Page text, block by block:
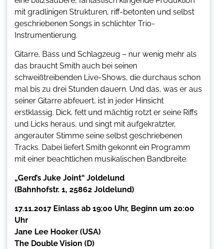
mit gradlinigen Strukturen, riff-betonten und selbst
geschriebenen Songs in schlichter Trio-
Instrumentierung.
Gitarre, Bass und Schlagzeug – nur wenig mehr als
das braucht Smith auch bei seinen
schweißtreibenden Live-Shows, die durchaus schon
mal bis zu drei Stunden dauern. Und das, was er aus
seiner Gitarre abfeuert, ist in jeder Hinsicht
erstklassig. Dick, fett und mächtig rotzt er seine Riffs
und Licks heraus, und singt mit aufgekratzter,
angerauter Stimme seine selbst geschriebenen
Tracks. Dabei liefert Smith gekonnt ein Programm
mit einer beachtlichen musikalischen Bandbreite.
„Gerd’s Juke Joint“ Joldelund
(Bahnhofstr. 1, 25862 Joldelund)
17.11.2017 Einlass ab 19:00 Uhr, Beginn um 20:00
Uhr
Jane Lee Hooker (USA)
The Double Vision (D)